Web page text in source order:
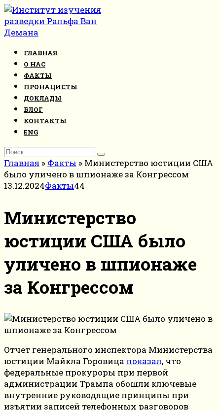
Перейти
к
контенту
ГЛАВНАЯ
О НАС
ФАКТЫ
ПРОНАЦИСТЫ
ДОКЛАДЫ
БЛОГ
КОНТАКТЫ
ENG
Search
for:
Главная » Факты » Министерство юстиции США
было уличено в шпионаже за Конгрессом
13.12.2024Факты44
Министерство
юстиции США было
уличено в шпионаже
за Конгрессом
Отчет генерального инспектора Министерства
юстиции Майкла Горовица показал, что
федеральные прокуроры при первой
администрации Трампа обошли ключевые
внутренние руководящие принципы при
изъятии записей телефонных разговоров